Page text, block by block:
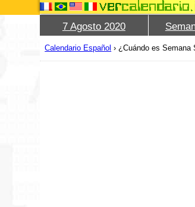
7 Agosto 2020
Calendario Español ›¿Cuándo es Semana